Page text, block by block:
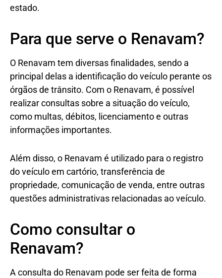
estado.
Para que serve o Renavam?
O Renavam tem diversas finalidades, sendo a
principal delas a identificação do veículo perante os
órgãos de trânsito. Com o Renavam, é possível
realizar consultas sobre a situação do veículo,
como multas, débitos, licenciamento e outras
informações importantes.
Além disso, o Renavam é utilizado para o registro
do veículo em cartório, transferência de
propriedade, comunicação de venda, entre outras
questões administrativas relacionadas ao veículo.
Como consultar o
Renavam?
A consulta do Renavam pode ser feita de forma